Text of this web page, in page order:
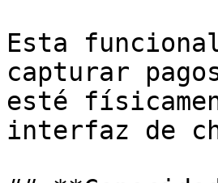
Esta
capturar
esté
interfaz de